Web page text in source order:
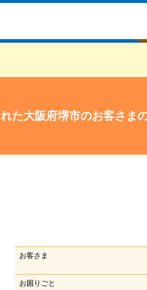
た大阪府堺市のお客さま
お客さま
お困りごと